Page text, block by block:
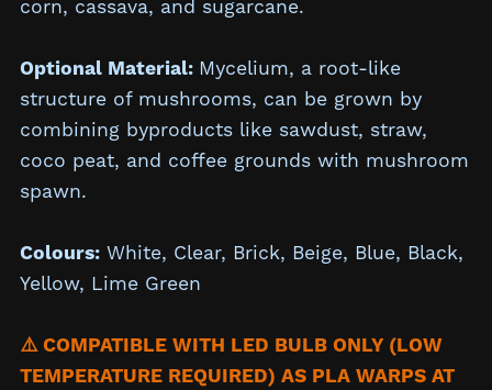
corn, cassava, and sugarcane.
Optional Material: Mycelium, a root-like
structure of mushrooms, can be grown by
combining byproducts like sawdust, straw,
coco peat, and coffee grounds with mushroom
spawn.
Colours:White, Clear, Brick, Beige, Blue, Black,
Yellow, Lime Green
⚠️ COMPATIBLE WITH LED BULB ONLY (LOW
TEMPERATURE REQUIRED) AS PLA WARPS AT